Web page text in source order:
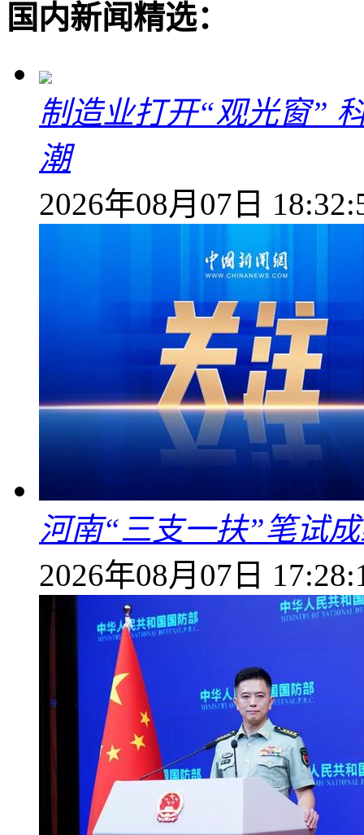
国内新闻精选：
制造业打开“观光窗”
潮
2026年08月07日
河南“三支一扶”笔试
2026年08月07日